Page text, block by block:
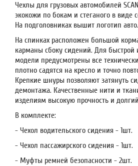
Чехлы для грузовых автомобилей
экокожи по бокам и стеганого в виде
На подголовниках вышит логотип авто.
На спинках расположен большой
карманы сбоку сидений. Для быстрой
модели предусмотрены все
плотно садятся на кресло и точно
Крепкие шнуры позволяют затянуть
демонтажа. Качественные нити и
изделиям высокую прочность и
В комплекте:
- Чехол водительского сидения - 1шт.
- Чехол пассажирского сидения - 1шт.
- Муфты ремней безопасности - 2шт.